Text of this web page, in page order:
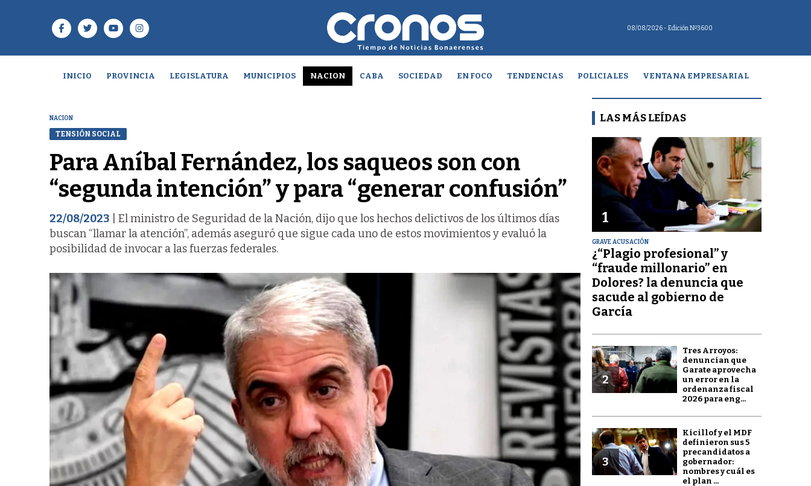
08/08/2026 - Edición Nº3600
INICIO PROVINCIA LEGISLATURA MUNICIPIOS NACION CABA SOCIEDAD EN FOCO TENDENCIAS POLICIALES VENTANA EMPRESARIAL
NACION
TENSIÓN SOCIAL
Para Aníbal Fernández, los saqueos son con
“segunda intención” y para “generar confusión”
22/08/2023 | El ministro de Seguridad de la Nación, dijo que los hechos delictivos de los últimos días
buscan “llamar la atención”, además aseguró que sigue cada uno de estos movimientos y evaluó la
posibilidad de invocar a las fuerzas federales.
LAS MÁS LEÍDAS
1
GRAVE ACUSACIÓN
¿“Plagio profesional” y
“fraude millonario” en
Dolores? la denuncia que
sacude al gobierno de
García
2
Tres Arroyos:
denuncian que
Garate aprovecha
un error en la
ordenanza fiscal
2026 para eng...
3
Kicillof y el MDF
definieron sus 5
precandidatos a
gobernador:
nombres y cuál es
el plan ...